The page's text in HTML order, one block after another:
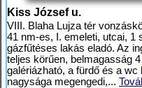
Kiss József u.
VIII. Blaha Lujza tér
41 nm-es, I. emeleti, utcai, 1
gázfűtéses lakás eladó. Az
teljes körűen, belmagasság
galériázható, a fürdő és a
nagysága megengedi,...